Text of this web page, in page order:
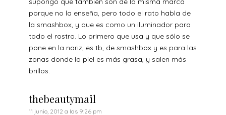
porque no la enseña, pero todo el rato habla de
la smashbox, y que es como un iluminador para
todo el rostro. Lo primero que usa y que sólo se
pone en la nariz, es tb, de smashbox y es para las
zonas donde la piel es más grasa, y salen más
brillos.
thebeautymail
11 junio, 2012 a las 9:26 pm